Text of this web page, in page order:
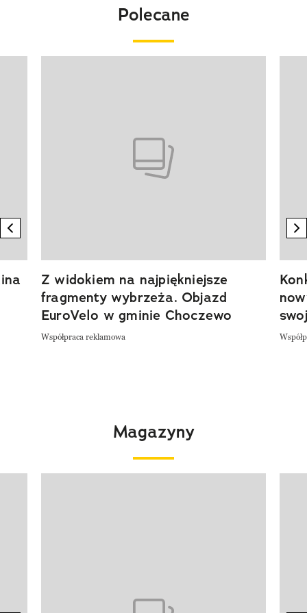
Polecane
previous element
Z widokiem na najpiękniejsze
fragmenty wybrzeża. Objazd
EuroVelo w gminie Choczewo
Współpraca reklamowa
Magazyny